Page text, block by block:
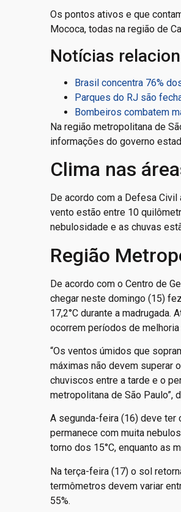
Os pontos ativos e que
Mococa, todas na região de
Notícias
Brasil concentra 76%
Parques do RJ são
Bombeiros combatem
Na região metropolitana de
informações do governo
Clima nas
De acordo com a Defesa
vento estão entre 10
nebulosidade e as chuvas
Região
De acordo com o Centro de
chegar neste domingo (15)
17,2°C durante a
ocorrem períodos de
“Os ventos úmidos que
máximas não devem superar
chuviscos entre a tarde e o
metropolitana de São Paulo”,
A segunda-feira (16) deve ter
permanece com muita
torno dos 15°C, enquanto as
Na terça-feira (17) o sol
termômetros devem variar
55%.